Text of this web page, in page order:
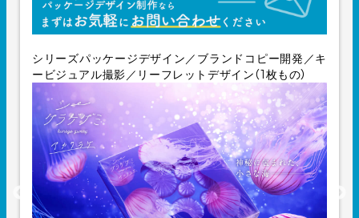
シリーズパッケージデザイン／ブランドコピー開発／キ
ービジュアル撮影／リーフレットデザイン（1枚もの）